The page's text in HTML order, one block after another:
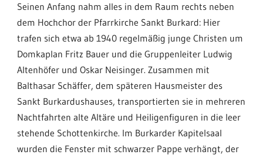
Seinen Anfang nahm alles in dem Raum rechts neben
dem Hochchor der Pfarrkirche Sankt Burkard: Hier
trafen sich etwa ab 1940 regelmäßig junge Christen um
Domkaplan Fritz Bauer und die Gruppenleiter Ludwig
Altenhöfer und Oskar Neisinger. Zusammen mit
Balthasar Schäffer, dem späteren Hausmeister des
Sankt Burkardushauses, transportierten sie in mehreren
Nachtfahrten alte Altäre und Heiligenfiguren in die leer
stehende Schottenkirche. Im Burkarder Kapitelsaal
wurden die Fenster mit schwarzer Pappe verhängt, der